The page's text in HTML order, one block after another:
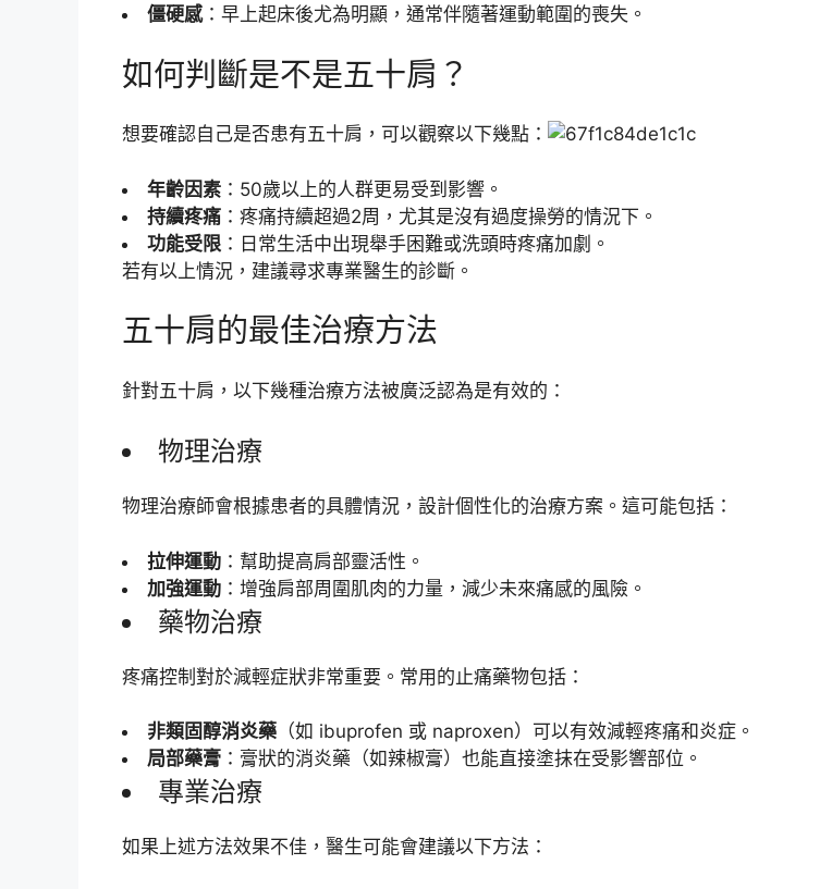
僵硬感：早上起床後尤為明顯，通常伴隨著運動範圍的喪失。
如何判斷是不是五十肩？
想要確認自己是否患有五十肩，可以觀察以下幾點：
年齡因素 ：50歲以上的人群更易受到影響。
持續疼痛 ：疼痛持續超過2周，尤其是沒有過度操勞的情況下。
功能受限 ：日常生活中出現舉手困難或洗頭時疼痛加劇。
若有以上情況，建議尋求專業醫生的診斷。
五十肩的最佳治療方法
針對五十肩，以下幾種治療方法被廣泛認為是有效的：
物理治療
物理治療師會根據患者的具體情況，設計個性化的治療方案。這可能包括：
拉伸運動 ：幫助提高肩部靈活性。
加強運動 ：增強肩部周圍肌肉的力量，減少未來痛感的風險。
藥物治療
疼痛控制對於減輕症狀非常重要。常用的止痛藥物包括：
非類固醇消炎藥 （如 ibuprofen 或 naproxen）可以有效減輕疼痛和炎症。
局部藥膏 ：膏狀的消炎藥（如辣椒膏）也能直接塗抹在受影響部位。
專業治療
如果上述方法效果不佳，醫生可能會建議以下方法：